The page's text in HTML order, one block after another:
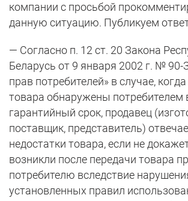
компании с просьбой
данную ситуацию. Публикуем
— Согласно п. 12 ст. 20 Закона
Беларусь от 9 января 2002 г. № 90-
прав потребителей» в случае,
товара обнаружены потребителем
гарантийный срок, продавец
поставщик, представитель)
недостатки товара, если не
возникли после передачи товара
потребителю вследствие
установленных правил